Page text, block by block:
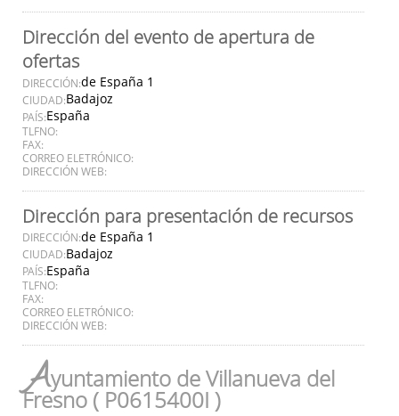
Dirección del evento de apertura de
ofertas
DIRECCIÓN:de España 1
CIUDAD:Badajoz
PAÍS:España
TLFNO:
FAX:
CORREO ELETRÓNICO:
DIRECCIÓN WEB:
Dirección para presentación de recursos
DIRECCIÓN:de España 1
CIUDAD:Badajoz
PAÍS:España
TLFNO:
FAX:
CORREO ELETRÓNICO:
DIRECCIÓN WEB:
Ayuntamiento de Villanueva del
Fresno ( P0615400I )